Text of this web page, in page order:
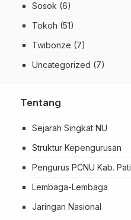
Sosok (6)
Tokoh (51)
Twibonze (7)
Uncategorized (7)
Tentang
Sejarah Singkat NU
Struktur Kepengurusan
Pengurus PCNU Kab. Pati
Lembaga-Lembaga
Jaringan Nasional